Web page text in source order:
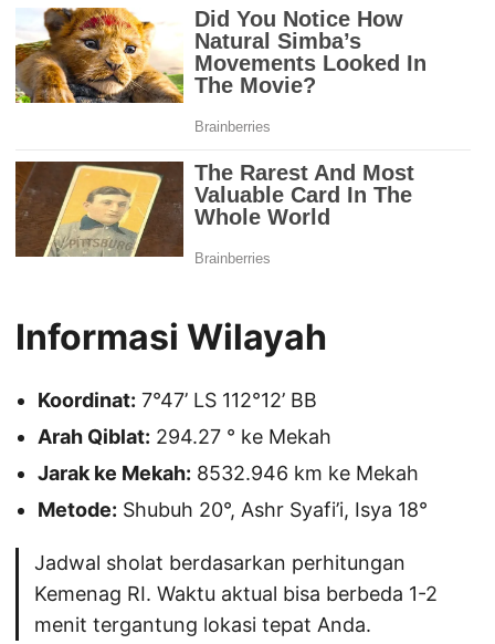
Informasi Wilayah
Koordinat: 7°47’ LS 112°12’ BB
Arah Qiblat: 294.27 ° ke Mekah
Jarak ke Mekah: 8532.946 km ke Mekah
Metode: Shubuh 20°, Ashr Syafi’i, Isya 18°
Jadwal sholat berdasarkan perhitungan
Kemenag RI. Waktu aktual bisa berbeda 1-2
menit tergantung lokasi tepat Anda.